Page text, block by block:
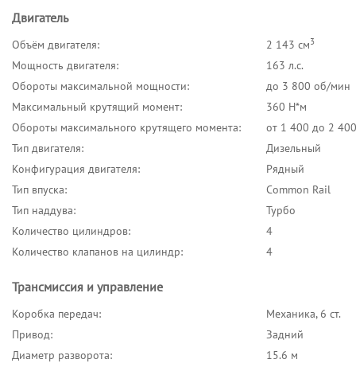
Двигатель
Объём двигателя: 2 143 см3
Мощность двигателя:
163 л.с.
Обороты максимальной мощности:
до 3 800 об/мин
Максимальный крутящий момент:
360 Н*м
Обороты максимального крутящего момента:
от 1 400 до 2
Тип двигателя:
Дизельный
Конфигурация двигателя:
Рядный
Тип впуска:
Common Rail
Тип наддува:
Турбо
Количество цилиндров:
4
Количество клапанов на цилиндр:
4
Трансмиссия и управление
Коробка передач:
Механика, 6 ст.
Привод:
Задний
Диаметр разворота:
15.6 м